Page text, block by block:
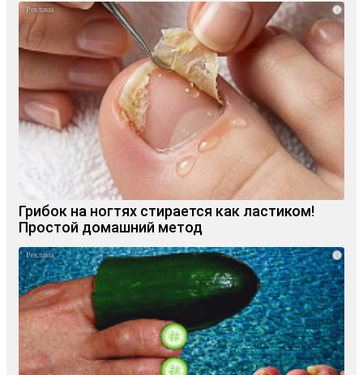
i
Грибок на ногтях стирается как ластиком!
Простой домашний метод
i